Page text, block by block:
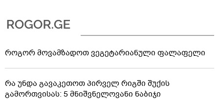
როგორ მოვამზადოთ ვეგეტარიანული ფალაფელი
რა უნდა გავაკეთოთ პირველ რიგში შუქის
გამორთვისას: 5 მნიშვნელოვანი ნაბიჯი